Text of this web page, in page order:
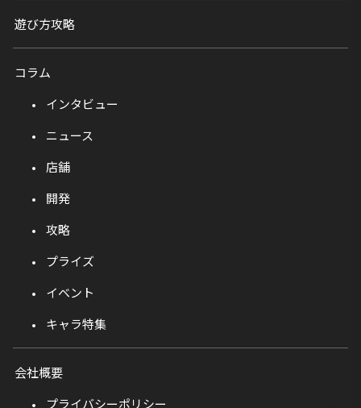
遊び方攻略
コラム
インタビュー
ニュース
店舗
開発
攻略
プライズ
イベント
キャラ特集
会社概要
プライバシーポリシー